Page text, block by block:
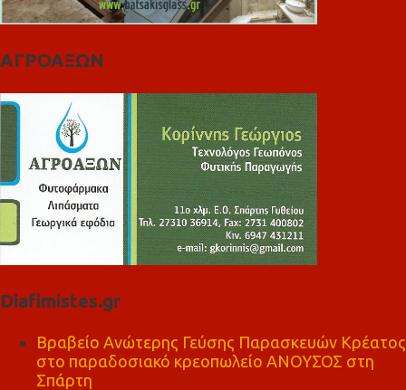
ΑΓΡΟΑΞΩΝ
Diafimistes.gr
Βραβείο Ανώτερης Γεύσης Παρασκευών Κρέατος
στο παραδοσιακό κρεοπωλείο ΑΝΟΥΣΟΣ στη
Σπάρτη